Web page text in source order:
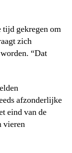
tijd gekregen om
zich
“Dat
afzonderlijke
eind van de
vieren